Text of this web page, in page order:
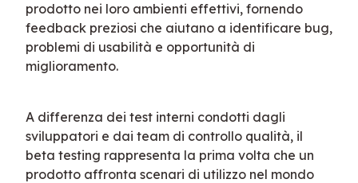
prodotto nei loro ambienti effettivi, fornendo
feedback preziosi che aiutano a identificare bug,
problemi di usabilità e opportunità di
miglioramento.
A differenza dei test interni condotti dagli
sviluppatori e dai team di controllo qualità, il
beta testing rappresenta la prima volta che un
prodotto affronta scenari di utilizzo nel mondo